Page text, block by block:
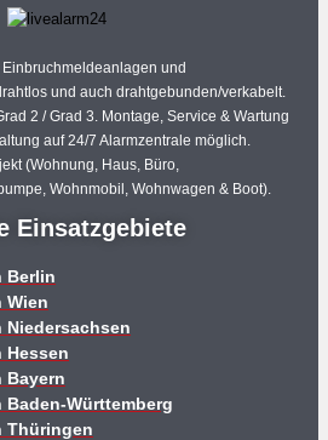
und
und auch drahtgebunden/verkabelt.
2 / Grad 3. Montage, Service & Wartung
auf 24/7 Alarmzentrale möglich.
(Wohnung, Haus, Büro,
Wohnmobil, Wohnwagen & Boot).
Einsatzgebiete
Berlin
Wien
Niedersachsen
Hessen
Bayern
Baden-Württemberg
Thüringen